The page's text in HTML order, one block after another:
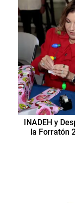
INADEH y
la Forratón